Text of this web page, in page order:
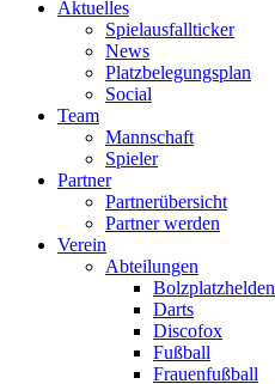
Aktuelles
Spielausfallticker
News
Platzbelegungsplan
Social
Team
Mannschaft
Spieler
Partner
Partnerübersicht
Partner werden
Verein
Abteilungen
Bolzplatzhelden
Darts
Discofox
Fußball
Frauenfußball